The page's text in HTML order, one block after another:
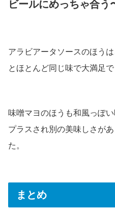
ビールにめっちゃ合う
アラビアータソースのほう
とほとんど同じ味で大満足で
味噌マヨのほうも和風っぽ
プラスされ別の美味しさが
た。
まとめ